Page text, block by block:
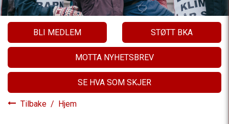
BLI MEDLEM STØTT BKA
MOTTA NYHETSBREV
SE HVA SOM SKJER
Tilbake / Hjem